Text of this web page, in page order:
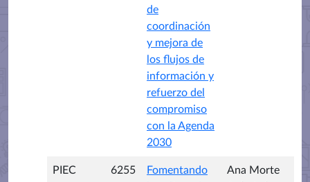
de
coordinación
y mejora de
los flujos de
información y
refuerzo del
compromiso
con la Agenda
2030
PIEC 6255
Fomentando
Ana Morte